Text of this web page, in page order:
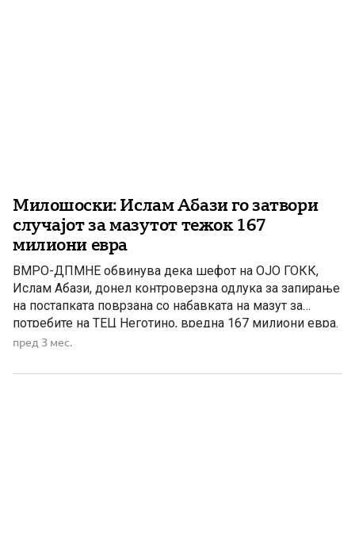
Милошоски: Ислам Абази го затвори
случајот за мазутот тежок 167
милиони евра
ВМРО-ДПМНЕ обвинува дека шефот на ОЈО ГОКК,
Ислам Абази, донел контроверзна одлука за запирање
на постапката поврзана со набавката на мазут за
потребите на ТЕЦ Неготино, вредна 167 милиони евра.
Според партијата, одлуката е донесена во корист на,
пратеникот Антонијо Милошоски посочи дека случајот
пред 3 мес.